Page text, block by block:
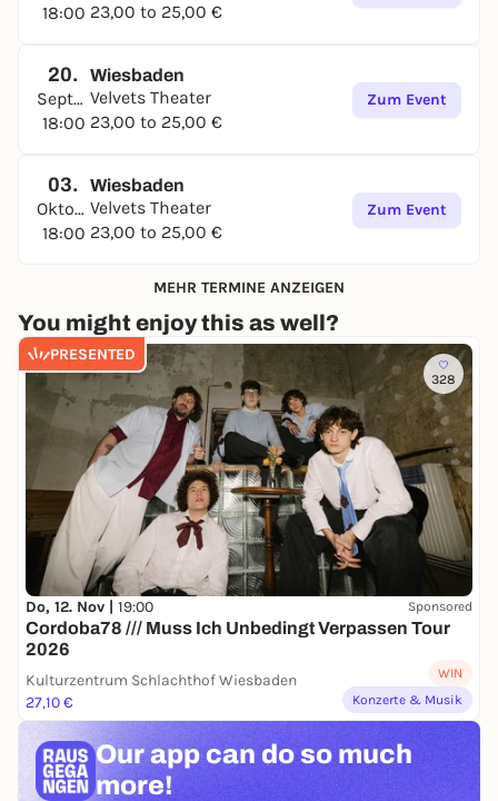
18:00 23,00 to 25,00 €
20.
September
18:00
Wiesbaden
Velvets Theater
23,00 to 25,00 €
Zum Event
03.
Oktober
18:00
Wiesbaden
Velvets Theater
23,00 to 25,00 €
Zum Event
MEHR TERMINE ANZEIGEN
You might enjoy this as well?
PRESENTED
328
Do, 12. Nov | 19:00 Sponsored
Cordoba78 /// Muss Ich Unbedingt Verpassen Tour
2026
Kulturzentrum Schlachthof Wiesbaden
27,10 €
WIN
Konzerte & Musik
Our app can do so much
more!